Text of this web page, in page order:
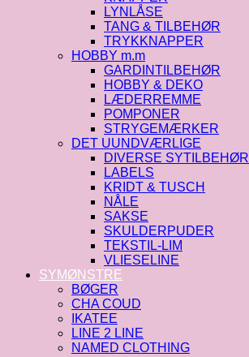
LYNLÅSE
TANG & TILBEHØR
TRYKKNAPPER
HOBBY m.m
GARDINTILBEHØR
HOBBY & DEKO
LÆDERREMME
POMPONER
STRYGEMÆRKER
DET UUNDVÆRLIGE
DIVERSE SYTILBEHØR
LABELS
KRIDT & TUSCH
NÅLE
SAKSE
SKULDERPUDER
TEKSTIL-LIM
VLIESELINE
SYMØNSTRE
BØGER
CHA COUD
IKATEE
LINE 2 LINE
NAMED CLOTHING